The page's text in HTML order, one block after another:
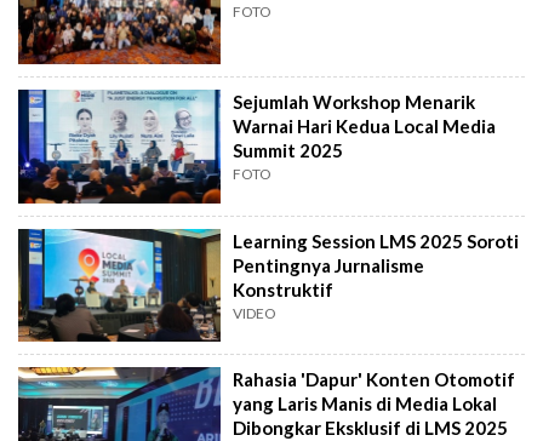
FOTO
Sejumlah Workshop Menarik
Warnai Hari Kedua Local Media
Summit 2025
FOTO
Learning Session LMS 2025 Soroti
Pentingnya Jurnalisme
Konstruktif
VIDEO
Rahasia 'Dapur' Konten Otomotif
yang Laris Manis di Media Lokal
Dibongkar Eksklusif di LMS 2025